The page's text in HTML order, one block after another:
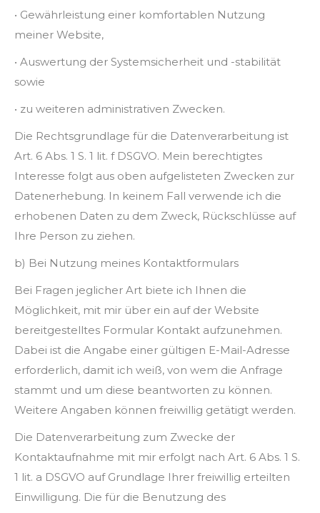
• Gewährleistung einer komfortablen Nutzung
meiner Website,
• Auswertung der Systemsicherheit und -stabilität
sowie
• zu weiteren administrativen Zwecken.
Die Rechtsgrundlage für die Datenverarbeitung ist
Art. 6 Abs. 1 S. 1 lit. f DSGVO. Mein berechtigtes
Interesse folgt aus oben aufgelisteten Zwecken zur
Datenerhebung. In keinem Fall verwende ich die
erhobenen Daten zu dem Zweck, Rückschlüsse auf
Ihre Person zu ziehen.
b) Bei Nutzung meines Kontaktformulars
Bei Fragen jeglicher Art biete ich Ihnen die
Möglichkeit, mit mir über ein auf der Website
bereitgestelltes Formular Kontakt aufzunehmen.
Dabei ist die Angabe einer gültigen E-Mail-Adresse
erforderlich, damit ich weiß, von wem die Anfrage
stammt und um diese beantworten zu können.
Weitere Angaben können freiwillig getätigt werden.
Die Datenverarbeitung zum Zwecke der
Kontaktaufnahme mit mir erfolgt nach Art. 6 Abs. 1 S.
1 lit. a DSGVO auf Grundlage Ihrer freiwillig erteilten
Einwilligung. Die für die Benutzung des